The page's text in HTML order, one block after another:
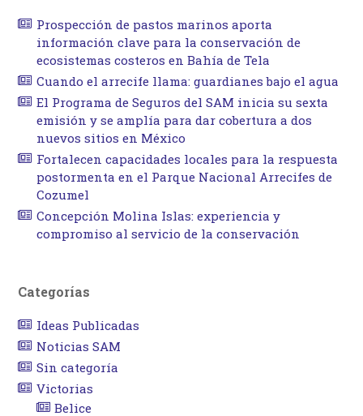
Prospección de pastos marinos aporta
información clave para la conservación de
ecosistemas costeros en Bahía de Tela
Cuando el arrecife llama: guardianes bajo el agua
El Programa de Seguros del SAM inicia su sexta
emisión y se amplía para dar cobertura a dos
nuevos sitios en México
Fortalecen capacidades locales para la respuesta
postormenta en el Parque Nacional Arrecifes de
Cozumel
Concepción Molina Islas: experiencia y
compromiso al servicio de la conservación
Categorías
Ideas Publicadas
Noticias SAM
Sin categoría
Victorias
Belice